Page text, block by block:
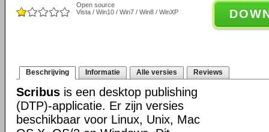
Open source
Vista / Win10 / Win7 / Win8 / WinXP
Beschrijving Informatie Alle versies Reviews
Scribus is een desktop publishing
(DTP)-applicatie. Er zijn versies
beschikbaar voor Linux, Unix, Mac